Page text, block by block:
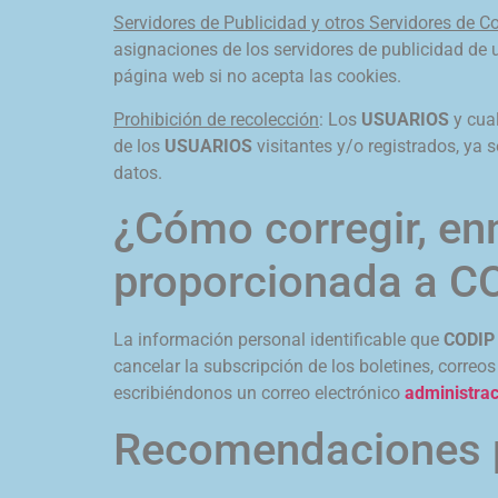
Servidores de Publicidad y otros Servidores de
asignaciones de los servidores de publicidad
página web si no acepta las cookies.
Prohibición de recolección: Los USUARIOS y
de los USUARIOS visitantes y/o registrados, ya
datos.
¿Cómo corregir,
proporcionada a
La información personal identificable que CODIP
cancelar la subscripción de los boletines,
escribiéndonos un correo electrónico